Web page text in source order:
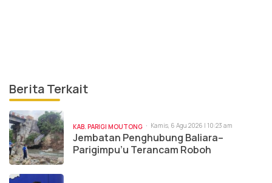
Berita Terkait
KAB. PARIGI MOUTONG Kamis, 6 Agu 2026 | 10:23 am
Jembatan Penghubung Baliara–
Parigimpu’u Terancam Roboh